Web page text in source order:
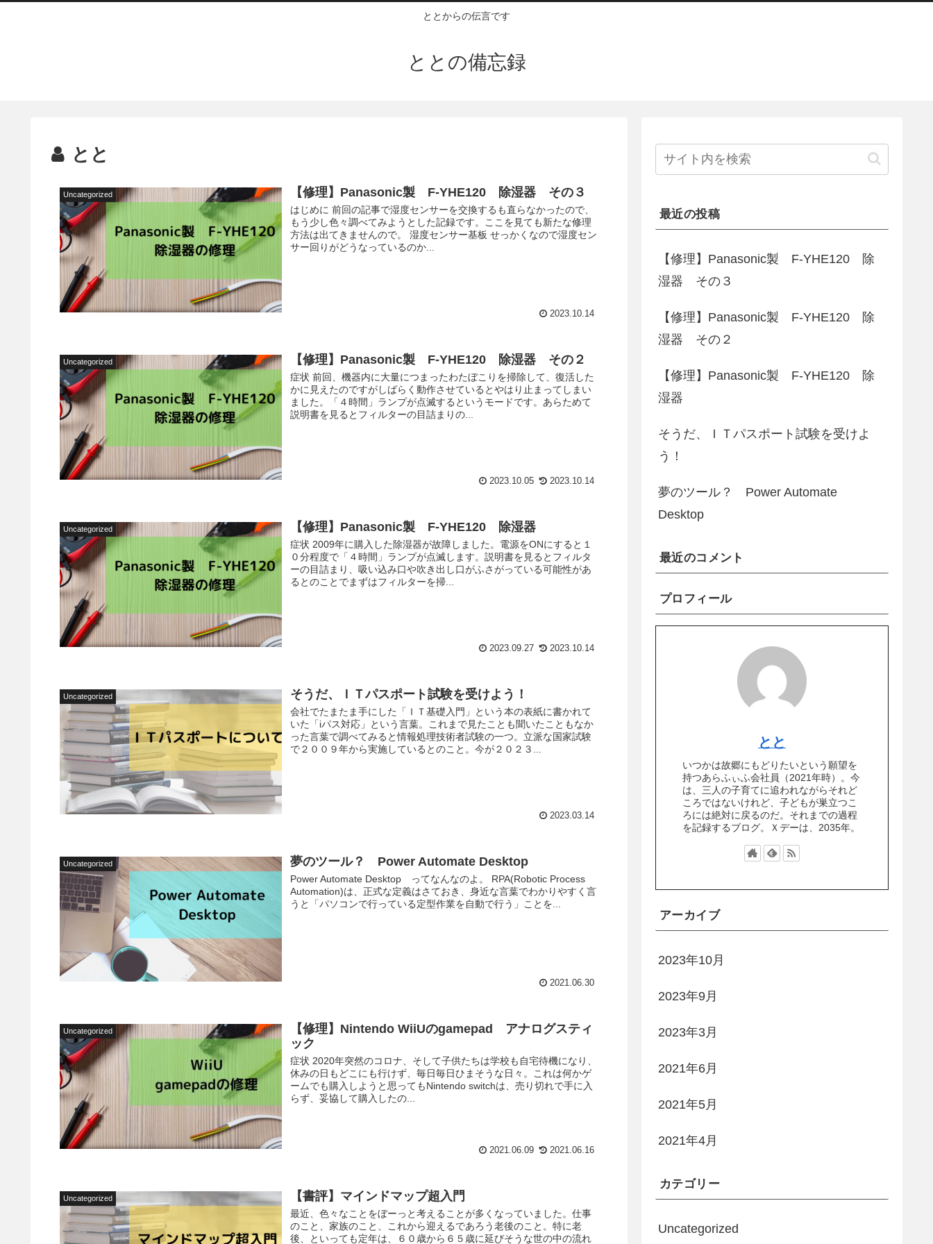
ととからの伝言です
ととの備忘録
とと
Uncategorized 【修理】Panasonic製 F-YHE120 除湿器 その３
はじめに 前回の記事で湿度センサーを交換するも直らなかったので、
もう少し色々調べてみようとした記録です。ここを見ても新たな修理
方法は出てきませんので。 湿度センサー基板 せっかくなので湿度セン
サー回りがどうなっているのか...
2023.10.14
Uncategorized 【修理】Panasonic製 F-YHE120 除湿器 その２
症状 前回、機器内に大量につまったわたぼこりを掃除して、復活した
かに見えたのですがしばらく動作させているとやはり止まってしまい
ました。「４時間」ランプが点滅するというモードです。あらためて
説明書を見るとフィルターの目詰まりの...
2023.10.05 2023.10.14
Uncategorized 【修理】Panasonic製 F-YHE120 除湿器
症状 2009年に購入した除湿器が故障しました。電源をONにすると１
０分程度で「４時間」ランプが点滅します。説明書を見るとフィルタ
ーの目詰まり、吸い込み口や吹き出し口がふさがっている可能性があ
るとのことでまずはフィルターを掃...
2023.09.27 2023.10.14
Uncategorized そうだ、ＩＴパスポート試験を受けよう！
会社でたまたま手にした「ＩＴ基礎入門」という本の表紙に書かれて
いた「iパス対応」という言葉。これまで見たことも聞いたこともなか
った言葉で調べてみると情報処理技術者試験の一つ。立派な国家試験
で２００９年から実施しているとのこと。今が２０２３...
2023.03.14
Uncategorized 夢のツール？ Power Automate Desktop
Power Automate Desktop ってなんなのよ。 RPA(Robotic Process
Automation)は、正式な定義はさておき、身近な言葉でわかりやすく言
うと「パソコンで行っている定型作業を自動で行う」ことを...
2021.06.30
Uncategorized
【修理】Nintendo WiiUのgamepad アナログスティ
ック
症状 2020年突然のコロナ、そして子供たちは学校も自宅待機になり、
休みの日もどこにも行けず、毎日毎日ひまそうな日々。これは何かゲ
ームでも購入しようと思ってもNintendo switchは、売り切れで手に入
らず、妥協して購入したの...
2021.06.09 2021.06.16
Uncategorized 【書評】マインドマップ超入門
最近、色々なことをぼーっと考えることが多くなっていました。仕事
のこと、家族のこと、これから迎えるであろう老後のこと。特に老
後、といっても定年は、６０歳から６５歳に延びそうな世の中の流れ
最近の投稿
【修理】Panasonic製 F-YHE120 除
湿器 その３
【修理】Panasonic製 F-YHE120 除
湿器 その２
【修理】Panasonic製 F-YHE120 除
湿器
そうだ、ＩＴパスポート試験を受けよ
う！
夢のツール？ Power Automate
Desktop
最近のコメント
プロフィール
とと
いつかは故郷にもどりたいという願望を
持つあらふぃふ会社員（2021年時）。今
は、三人の子育てに追われながらそれど
ころではないけれど、子どもが巣立つこ
ろには絶対に戻るのだ。それまでの過程
を記録するブログ。Ｘデーは、2035年。
アーカイブ
2023年10月
2023年9月
2023年3月
2021年6月
2021年5月
2021年4月
カテゴリー
Uncategorized